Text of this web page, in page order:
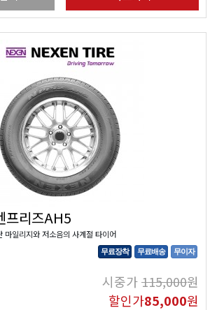
프리즈AH5
마일리지와 저소음의 사계절 타이어
무료장착 무료배송 무이자
시중가115,000원
할인가85,000원